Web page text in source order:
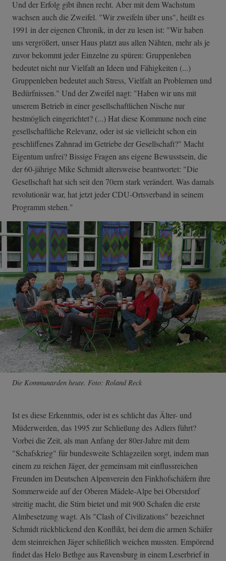
Und der Erfolg gibt ihnen recht. Aber mit dem Wachstum
wachsen auch die Zweifel. "Wir zweifeln über uns", heißt es
1991 in der eigenen Chronik, in der zu lesen ist: "Wir haben
uns vergrößert, unser Haus platzt aus allen Nähten, mehr als je
zuvor bekommt jeder Einzelne zu spüren: Gruppenleben
bedeutet nicht nur Vielfalt an Ideen und Fähigkeiten (...)
Gruppenleben bedeutet auch Stress, Vielfalt an Problemen und
Bedürfnissen." Und der Zweifel nagt: "Haben wir uns mit
unserem Betrieb in einer gesellschaftlichen Nische nur
bestmöglich eingerichtet? (...) Hat diese Kommune noch eine
gesellschaftliche Relevanz, oder ist sie vielleicht schon ein
geschliffenes Zahnrad im Getriebe der Gesellschaft?" Macht
Eigentum unfrei? Bissige Fragen ans eigene Bewusstsein, die
der 60-jährige Mike Schmidt altersweise beantwortet: "Die
Gesellschaft hat sich seit den 70ern stark verändert. Was damals
revolutionär war, hat jetzt jeder CDU-Ortsverband in seinem
Programm stehen."
Die Kommunarden heute. Foto: Roland Reck
Ist es diese Erkenntnis, oder ist es schlicht das Älter- und
Müderwerden, das 1995 zur Schließung des Adlers führt?
Vorbei die Zeit, als man Anfang der 80er-Jahre mit dem
"Schafskrieg" für bundesweite Schlagzeilen sorgt, indem man
einem zu reichen Jäger, der gemeinsam mit einflussreichen
Freunden im Deutschen Alpenverein den Finkhofschäfern ihre
Sommerweide auf der Oberen Mädele-Alpe bei Oberstdorf
streitig macht, die Stirn bietet und mit 900 Schafen die erste
Almbesetzung wagt. Als "Clash of Civilizations" bezeichnet
Schmidt rückblickend den Konflikt, bei dem die armen Schäfer
dem steinreichen Jäger schließlich weichen mussten. Empörend
findet das Helo Bethge aus Ravensburg in einem Leserbrief in